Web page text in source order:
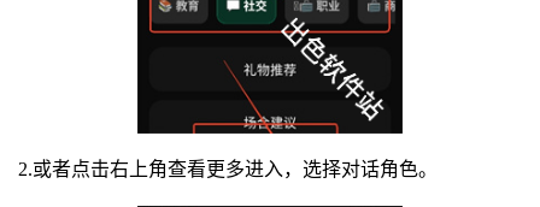
2.或者点击右上角查看更多进入，选择对话角色。